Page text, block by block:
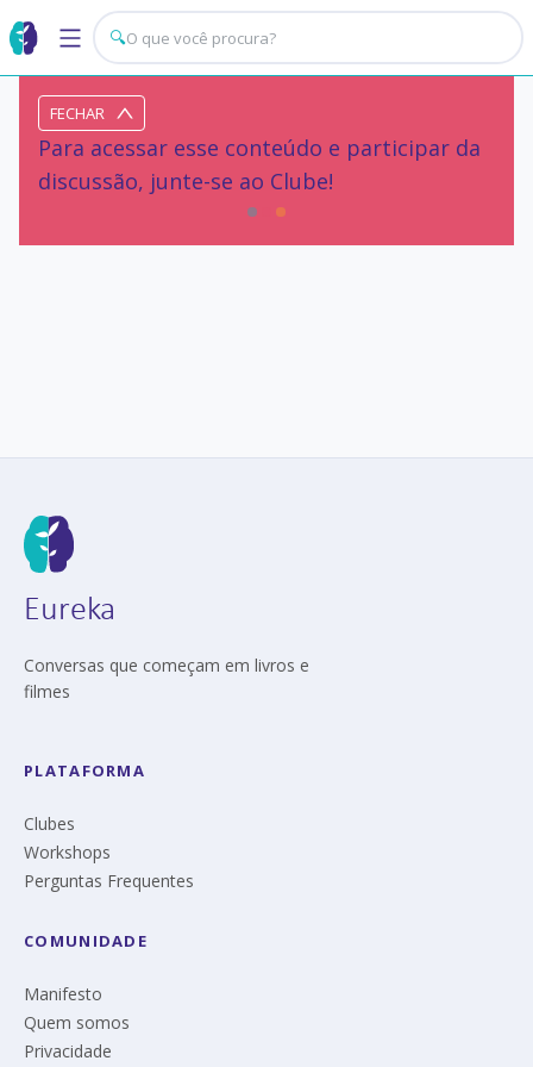
🔍
FECHAR
Para acessar esse conteúdo e participar da
discussão, junte-se ao Clube!
Eureka
Conversas que começam em livros e
filmes
PLATAFORMA
Clubes
Workshops
Perguntas Frequentes
COMUNIDADE
Manifesto
Quem somos
Privacidade